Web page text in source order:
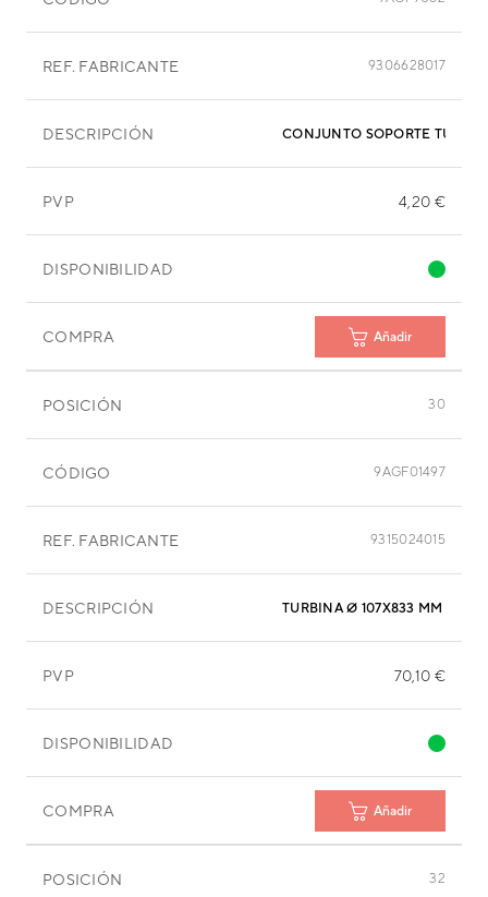
REF. FABRICANTE 9306628017
DESCRIPCIÓN CONJUNTO SOPORTE
PVP 4,20 €
DISPONIBILIDAD
COMPRA Añadir
POSICIÓN 30
CÓDIGO 9AGF01497
REF. FABRICANTE 9315024015
DESCRIPCIÓN TURBINA Ø 107X833 MM
PVP 70,10 €
DISPONIBILIDAD
COMPRA Añadir
POSICIÓN 32